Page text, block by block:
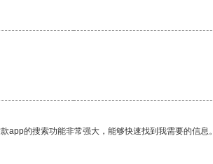
的搜索功能非常强大，能够快速找到我需要的信息。